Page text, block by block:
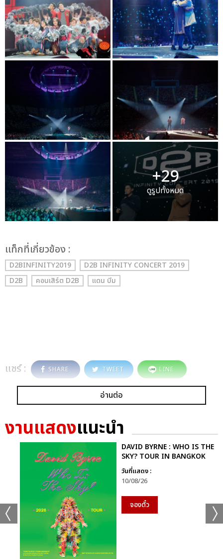
+29
ดูรูปทั้งหมด
เเท็กที่เกี่ยวข้อง :
D2BINFINITY2019
D2B INFINITY CONCERT 2019
D2B
คอนเสิร์ต D2B แดน บีม
แชร์ : SHARE TWEET LINE
อ่านต่อ
งานแสดงแนะนำ
DAVID BYRNE : WHO IS THE
SKY? TOUR IN BANGKOK
วันที่แสดง :
10/08/26
จองตั๋ว